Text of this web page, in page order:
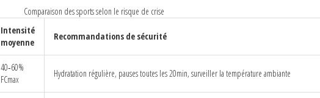
Comparaison des sports selon le risque de crise
Intensité
moyenne
Recommandations de sécurité
40‑60%
FCmax
Hydratation régulière, pauses toutes les 20min, surveiller la température ambiante